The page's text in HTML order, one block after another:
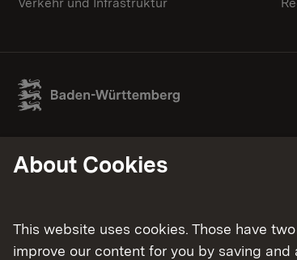
About Cookies
This website uses cookies. Those have
improve our content for you by saving